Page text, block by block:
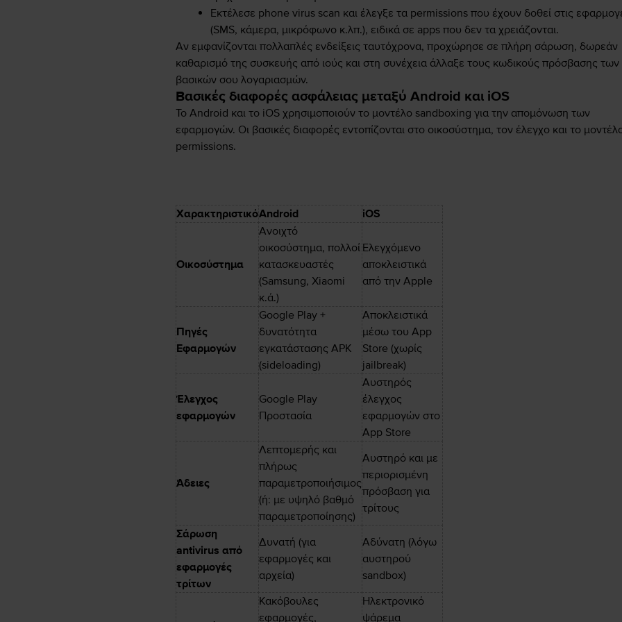
Εκτέλεσε phone virus scan και έλεγξε τα permissions που έχουν δοθεί στις
(SMS, κάμερα, μικρόφωνο κ.λπ.), ειδικά σε apps που δεν τα χρειάζονται.
Αν εμφανίζονται πολλαπλές ενδείξεις ταυτόχρονα, προχώρησε σε πλήρη σάρωση, δωρεάν
καθαρισμό της συσκευής από ιούς και στη συνέχεια άλλαξε τους κωδικούς πρόσβασης των
βασικών σου λογαριασμών.
Βασικές διαφορές ασφάλειας μεταξύ Android και iOS
Το Android και το iOS χρησιμοποιούν το μοντέλο sandboxing για την απομόνωση των
εφαρμογών. Οι βασικές διαφορές εντοπίζονται στο οικοσύστημα, τον έλεγχο και το
permissions.
ΧαρακτηριστικόAndroid iOS
Οικοσύστημα
Ανοιχτό
οικοσύστημα, πολλοί
κατασκευαστές
(Samsung, Xiaomi
κ.ά.)
Ελεγχόμενο
αποκλειστικά
από την Apple
Πηγές
Εφαρμογών
Google Play +
δυνατότητα
εγκατάστασης APK
(sideloading)
Αποκλειστικά
μέσω του App
Store (χωρίς
jailbreak)
Έλεγχος
εφαρμογών
Google Play
Προστασία
Αυστηρός
έλεγχος
εφαρμογών στο
App Store
Άδειες
Λεπτομερής και
πλήρως
παραμετροποιήσιμος
(ή: με υψηλό βαθμό
παραμετροποίησης)
Αυστηρό και με
περιορισμένη
πρόσβαση για
τρίτους
Σάρωση
antivirus από
εφαρμογές
τρίτων
Δυνατή (για
εφαρμογές και
αρχεία)
Αδύνατη (λόγω
αυστηρού
sandbox)
Κακόβουλες
εφαρμογές,
Ηλεκτρονικό
ψάρεμα